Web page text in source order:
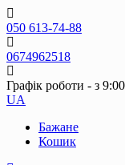
Skip
to
content
050 613-74-88
0674962518
Графік роботи - з
UA
Бажане
Кошик